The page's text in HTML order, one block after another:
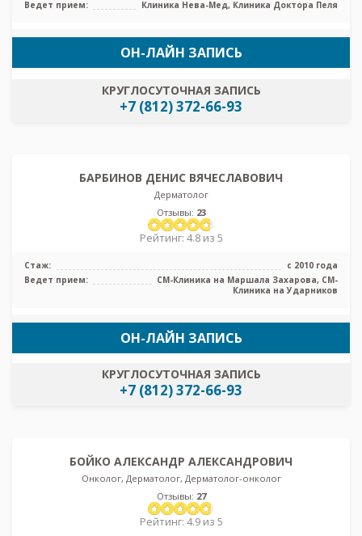
Ведет прием:
Клиника Нева-Мед, Клиника Доктора Пеля
ОН-ЛАЙН ЗАПИСЬ
КРУГЛОСУТОЧНАЯ ЗАПИСЬ
+7 (812) 372-66-93
БАРБИНОВ ДЕНИС ВЯЧЕСЛАВОВИЧ
Дерматолог
Отзывы: 23
Рейтинг: 4.8 из 5
Стаж:
с 2010 года
Ведет прием:
СМ-Клиника на Маршала Захарова, СМ-
Клиника на Ударников
ОН-ЛАЙН ЗАПИСЬ
КРУГЛОСУТОЧНАЯ ЗАПИСЬ
+7 (812) 372-66-93
БОЙКО АЛЕКСАНДР АЛЕКСАНДРОВИЧ
Онколог, Дерматолог, Дерматолог-онколог
Отзывы: 27
Рейтинг: 4.9 из 5